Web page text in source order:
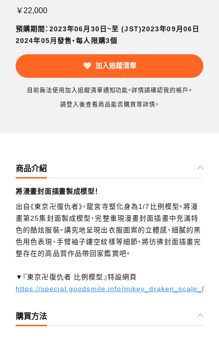
￥22,000
預購期間：2023年06月30日~至 (JST)2023年09月06日
2024年05月發售・每人限購3個
加入追蹤清單
目前無法使用加入追蹤清單通知功能。詳情請確認我的帳戶。
請登入後查看商品能否購買等詳情。
商品介紹
將漫畫封面插畫製成模型！
出自《東京卍復仇者》，龍宮寺堅化身為1/7比例模型。將漫
畫第25集封面製成模型，完整重現漫畫封面插畫中充滿特
色的酷炫服裝。講究地呈現出衣服圖案的立體感、細膩的黑
色用色表現、手臂袖子鏤空紋樣等細節。將彷彿封面插畫完
整存在的高品質作品帶回家鑑賞吧。
▼『東京卍復仇者 比例模型』特設網頁
https://special.goodsmile.info/
購買方法